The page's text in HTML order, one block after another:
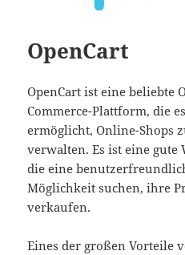
OpenCart
OpenCart ist eine beliebte
Commerce-Plattform, die
ermöglicht, Online-Shops
verwalten. Es ist eine
die eine
Möglichkeit suchen, ihre
verkaufen.
Eines der großen Vorteile